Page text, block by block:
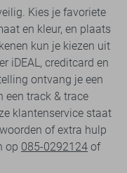
Kies je favoriete
en kleur, en plaats
kun je kiezen uit
iDEAL, creditcard en
ontvang je een
een track & trace
klantenservice staat
of extra hulp
op 085-0292124 of